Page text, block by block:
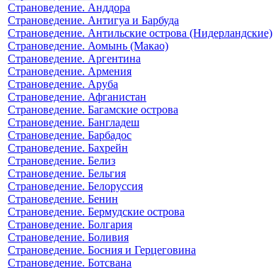
Страноведение. Анддора
Страноведение. Антигуа и Барбуда
Страноведение. Антильские острова (Нидерландские)
Страноведение. Аомынь (Макао)
Страноведение. Аргентина
Страноведение. Армения
Страноведение. Аруба
Страноведение. Афганистан
Страноведение. Багамские острова
Страноведение. Бангладеш
Страноведение. Барбадос
Страноведение. Бахрейн
Страноведение. Белиз
Страноведение. Бельгия
Страноведение. Белоруссия
Страноведение. Бенин
Страноведение. Бермудские острова
Страноведение. Болгария
Страноведение. Боливия
Страноведение. Босния и Герцеговина
Страноведение. Ботсвана